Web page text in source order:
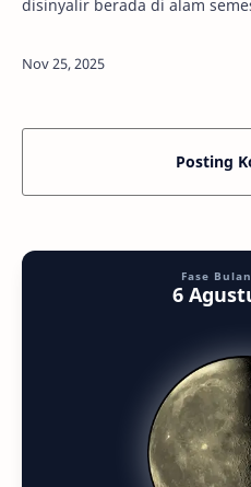
disinyalir berada di alam
Posting
Fase
6